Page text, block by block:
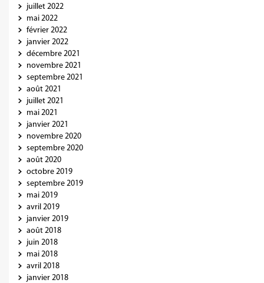
juillet 2022
mai 2022
février 2022
janvier 2022
décembre 2021
novembre 2021
septembre 2021
août 2021
juillet 2021
mai 2021
janvier 2021
novembre 2020
septembre 2020
août 2020
octobre 2019
septembre 2019
mai 2019
avril 2019
janvier 2019
août 2018
juin 2018
mai 2018
avril 2018
janvier 2018